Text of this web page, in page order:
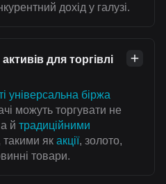
дохід у галузі.
для торгівлі
універсальна біржа
можуть торгувати не
й традиційними
такими як акції, золото,
товари.